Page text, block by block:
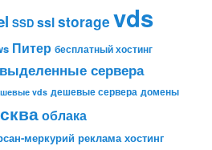
SSD sslstorage vds
Питер бесплатный хостинг
выделенные сервера
vds дешевые сервера домены
облака
меркурий реклама хостинг